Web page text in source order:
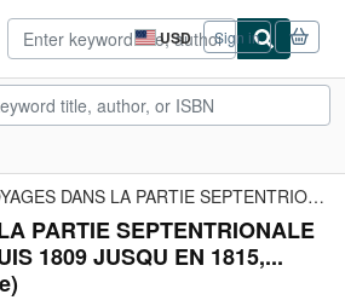
USD
Site
shopping
preferences
Sign in
VOYAGES DANS LA PARTIE SEPTENTRIONALE DU BRÉSIL, DEPUIS 1809 ...
PARTIE SEPTENTRIONALE
1809 JUSQU EN 1815,...